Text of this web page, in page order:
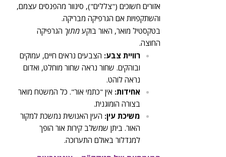
אזורים חשוכים ("צללים"), סינוור מהפנסים עצמם,
והשתקפויות אם הגרפיקה מבריקה.
בטקסטיל מואר, האור בוקע מתוך הגרפיקה
החוצה.
רוויית צבע: הצבעים נראים חיים, עמוקים
ובוהקים. שחור נראה שחור מוחלט, ואדום
נראה לוהט.
אחידות: אין "כתמי אור". כל המשטח מואר
בצורה הומוגנית.
משיכת עין: העין האנושית נמשכת למקור
האור. ביתן שמשלב קירות אור הופך
למגדלור באולם התערוכה.